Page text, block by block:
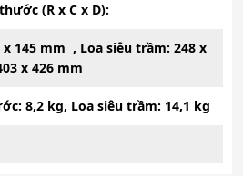
(R x C x D):
145 mm , Loa siêu trầm: 248 x
x 426 mm
8,2 kg, Loa siêu trầm: 14,1 kg